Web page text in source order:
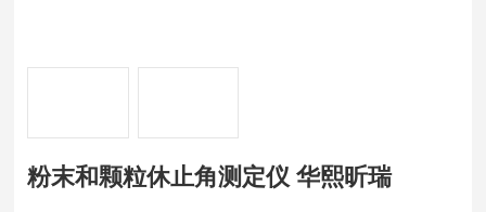
粉末和颗粒休止角测定仪 华熙昕瑞